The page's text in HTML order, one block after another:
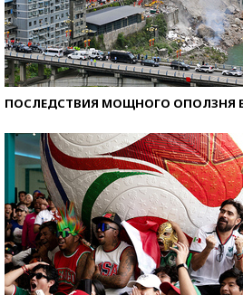
ПОСЛЕДСТВИЯ МОЩНОГО ОПОЛЗНЯ